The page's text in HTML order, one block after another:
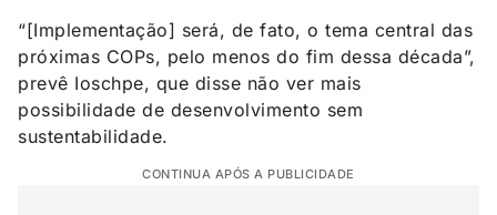
“[Implementação] será, de fato, o tema central das
próximas COPs, pelo menos do fim dessa década”,
prevê Ioschpe, que disse não ver mais
possibilidade de desenvolvimento sem
sustentabilidade.
CONTINUA APÓS A PUBLICIDADE